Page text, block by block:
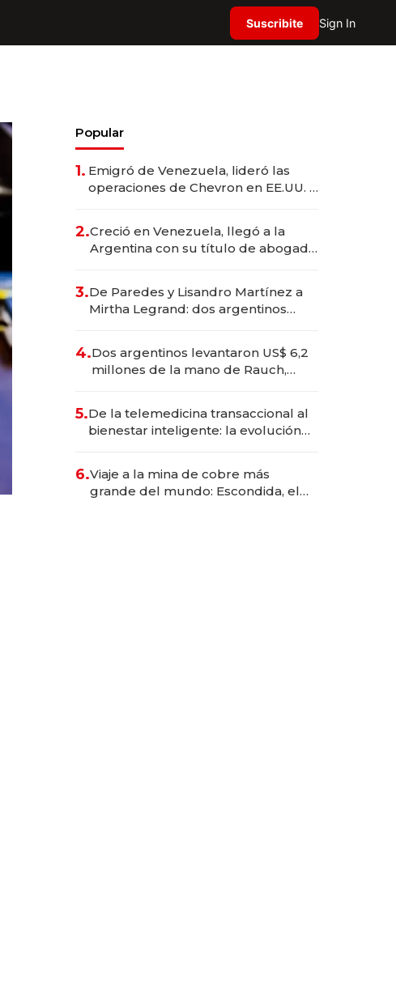
Suscribite Sign In
Popular
1. Emigró de Venezuela, lideró las
operaciones de Chevron en EE.UU. y
2.Creció en Venezuela, llegó a la
Argentina con su título de abogado
marcas "fast premium"
3.De Paredes y Lisandro Martínez a
Mirtha Legrand: dos argentinos
deportivo y el cuidado corporal
4.Dos argentinos levantaron US$ 6,2
millones de la mano de Rauch,
5.De la telemedicina transaccional al
bienestar inteligente: la evolución
6.Viaje a la mina de cobre más
grande del mundo: Escondida, el